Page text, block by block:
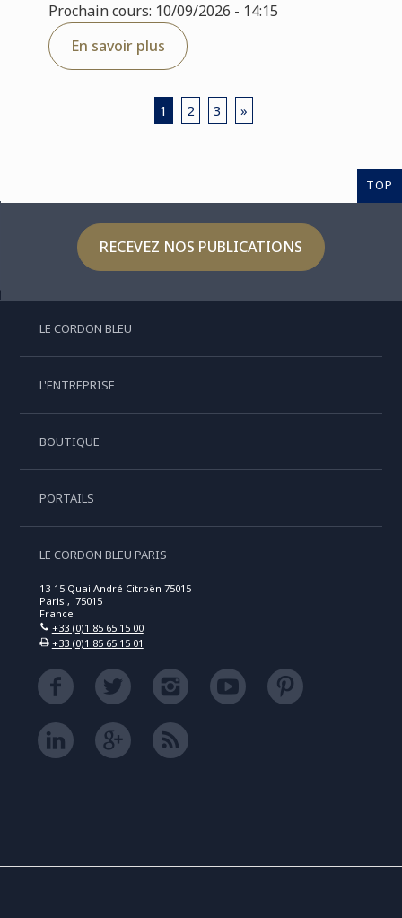
Prochain cours: 10/09/2026 - 14:15
En savoir plus
1 2 3 »
TOP
RECEVEZ NOS PUBLICATIONS
LE CORDON BLEU
L'ENTREPRISE
BOUTIQUE
PORTAILS
LE CORDON BLEU PARIS
13-15 Quai André Citroën 75015
Paris , 75015
France
+33 (0)1 85 65 15 00
+33 (0)1 85 65 15 01